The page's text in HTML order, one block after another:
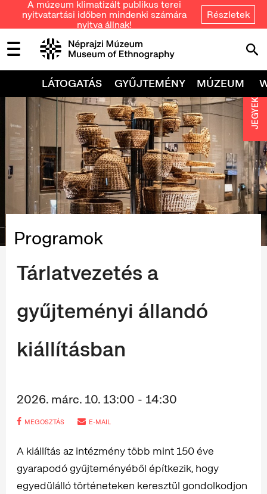
A múzeum klimatizált publikus terei
nyitvatartási időben mindenki számára
nyitva állnak!
Részletek
LÁTOGATÁS GYŰJTEMÉNY MÚZEUM
Programok
Tárlatvezetés a
gyűjteményi állandó
kiállításban
2026. márc. 10. 13:00 - 14:30
MEGOSZTÁS E-MAIL
A kiállítás az intézmény több mint 150 éve
gyarapodó gyűjteményéből építkezik, hogy
egyedülálló történeteken keresztül gondolkodjon
JEGYEK